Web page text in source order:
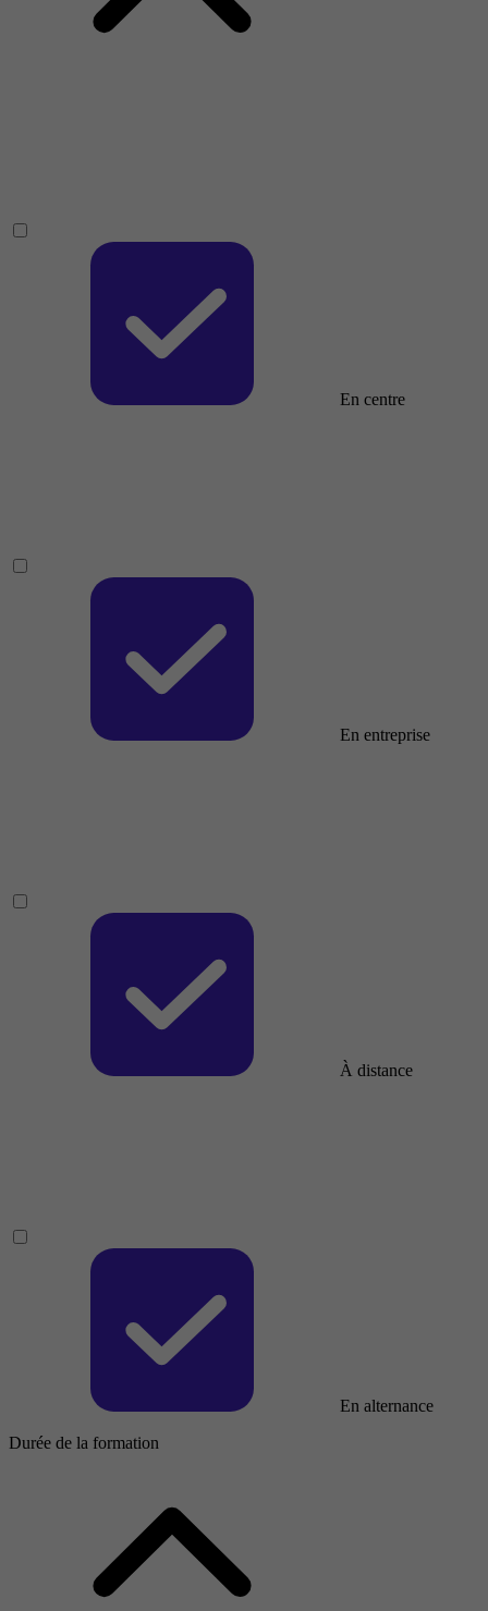
En centre
En entreprise
À distance
En alternance
Durée de la formation